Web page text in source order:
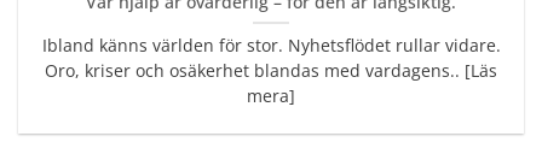
Ibland känns världen för stor. Nyhetsflödet rullar vidare.
Oro, kriser och osäkerhet blandas med vardagens.. [Läs
mera]